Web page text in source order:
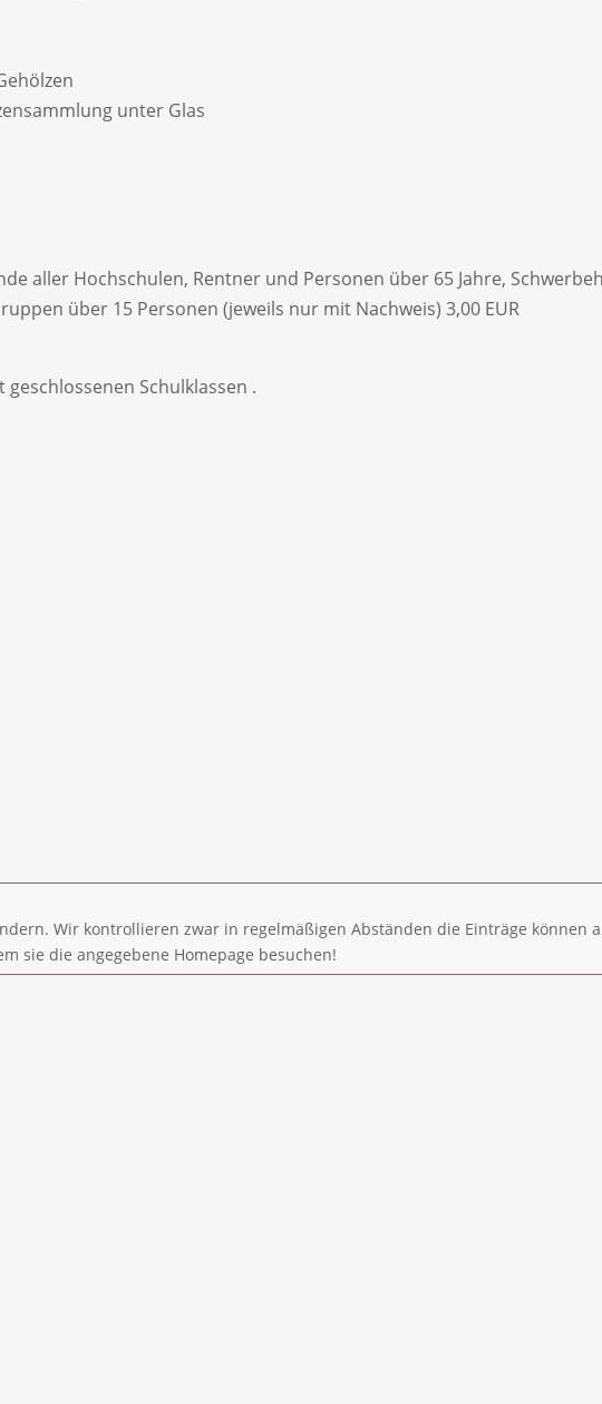
unter Glas
aller Hochschulen, Rentner und Personen über 65 Jahre,
über 15 Personen (jeweils nur mit Nachweis) 3,00 EUR
Schulklassen .
Wir kontrollieren zwar in regelmäßigen Abständen die Einträge können
sie die angegebene Homepage besuchen!